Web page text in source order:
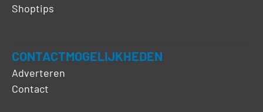
Shoptips
CONTACTMOGELIJKHEDEN
Adverteren
Contact